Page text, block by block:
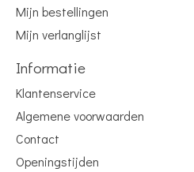
Mijn bestellingen
Mijn verlanglijst
Informatie
Klantenservice
Algemene voorwaarden
Contact
Openingstijden